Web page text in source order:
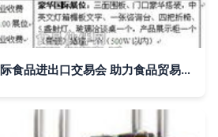
2012中国（广州）国际食品进出口交易会 助力食品贸易全球化发展